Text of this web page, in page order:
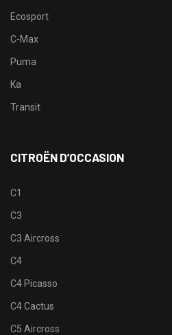
Ecosport
C-Max
Puma
Ka
Transit
CITROËN D’OCCASION
C1
C3
C3 Aircross
C4
C4 Picasso
C4 Cactus
C5 Aircross